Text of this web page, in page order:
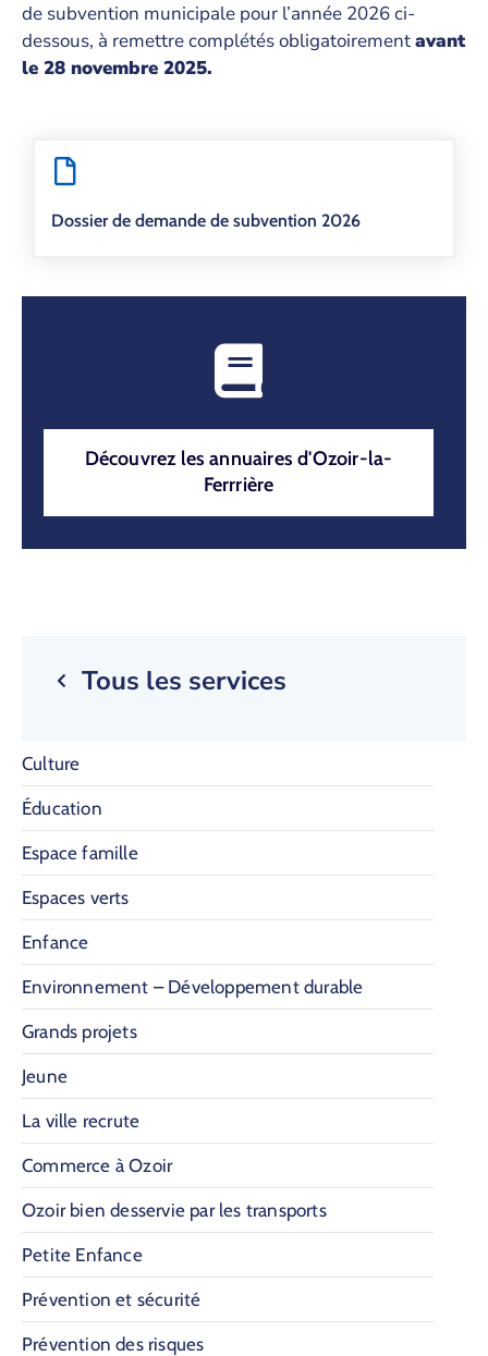
de subvention municipale pour l’année 2026 ci-
dessous, à remettre complétés obligatoirementavant
le 28 novembre 2025.
Dossier de demande de subvention 2026
Découvrez les annuaires d'Ozoir-la-
Ferrrière
Tous les services
Culture
Éducation
Espace famille
Espaces verts
Enfance
Environnement – Développement durable
Grands projets
Jeune
La ville recrute
Commerce à Ozoir
Ozoir bien desservie par les transports
Petite Enfance
Prévention et sécurité
Prévention des risques